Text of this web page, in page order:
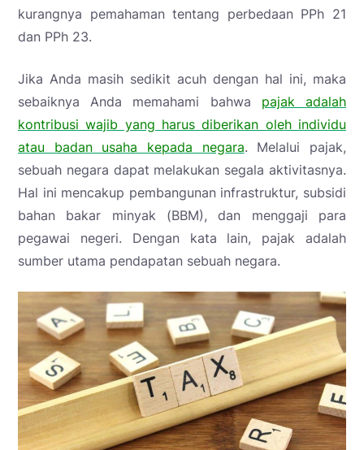
kurangnya pemahaman tentang perbedaan PPh 21
dan PPh 23.
Jika Anda masih sedikit acuh dengan hal ini, maka
sebaiknya Anda memahami bahwa pajak adalah
kontribusi wajib yang harus diberikan oleh individu
atau badan usaha kepada negara. Melalui pajak,
sebuah negara dapat melakukan segala aktivitasnya.
Hal ini mencakup pembangunan infrastruktur, subsidi
bahan bakar minyak (BBM), dan menggaji para
pegawai negeri. Dengan kata lain, pajak adalah
sumber utama pendapatan sebuah negara.